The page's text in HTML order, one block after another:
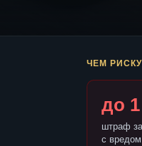
ЧЕМ
до 1
штраф
с